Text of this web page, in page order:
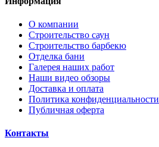
О компании
Строительство саун
Строительство барбекю
Отделка бани
Галерея наших работ
Наши видео обзоры
Доставка и оплата
Политика конфиденциальности
Публичная оферта
Контакты